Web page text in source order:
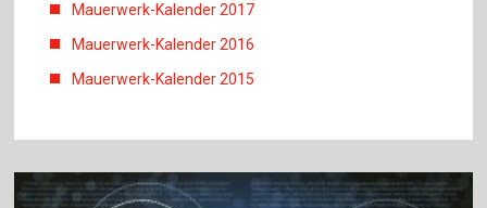
Mauerwerk-Kalender 2017
Mauerwerk-Kalender 2016
Mauerwerk-Kalender 2015